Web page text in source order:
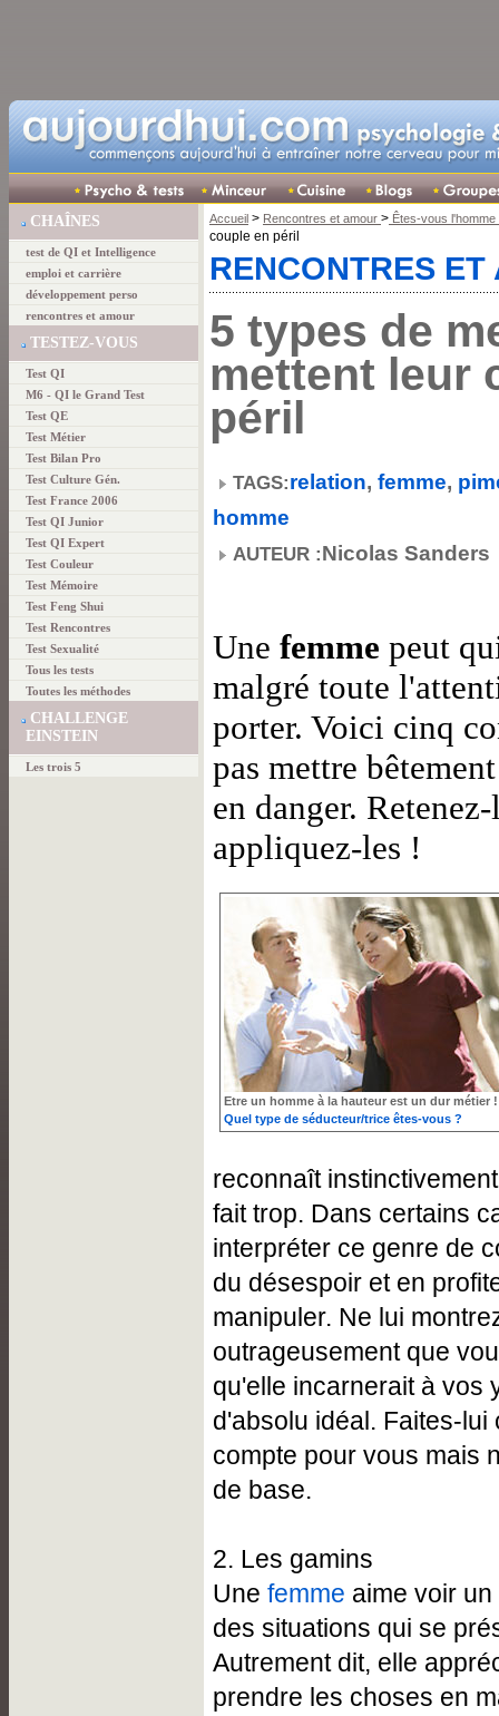
CHAÎNES
test de QI et Intelligence
emploi et carrière
développement perso
rencontres et amour
TESTEZ-VOUS
Test QI
M6 - QI le Grand Test
Test QE
Test Métier
Test Bilan Pro
Test Culture Gén.
Test France 2006
Test QI Junior
Test QI Expert
Test Couleur
Test Mémoire
Test Feng Shui
Test Rencontres
Test Sexualité
Tous les tests
Toutes les méthodes
CHALLENGE
EINSTEIN
Les trois 5
Accueil > Rencontres et amour > Êtes-vous l'homme
couple en péril
RENCONTRES ET
5 types de
mettent leur
péril
TAGS:relation, femme,
homme
AUTEUR :Nicolas Sanders
Une femme peut
malgré toute
porter. Voici cinq
pas mettre
en danger.
appliquez-les !
Etre un homme à la hauteur est un dur métier !
Quel type de séducteur/trice êtes-vous ?
reconnaît
fait trop. Dans certains
interpréter ce genre de
du désespoir et en
manipuler. Ne lui
outrageusement que
qu'elle incarnerait à vos
d'absolu idéal. Faites-
compte pour vous mais
de base.
2. Les gamins
Une femme aime voir un
des situations qui se
Autrement dit, elle
prendre les choses en